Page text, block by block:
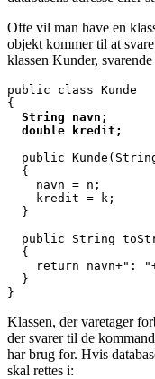
Ofte vil man have en
objekt kommer til at
klassen Kunder,
public class Kunde
  String navn;
  double kredit;
public
  {
    navn = n;
    kredit = k;
  }
public String
  {
return navn+":
  }
}
Klassen, der varetager
der svarer til de
har brug for. Hvis
skal rettes i: